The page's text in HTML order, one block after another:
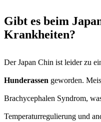
Gibt es beim
Krankheiten?
Der Japan Chin ist leider zu
Hunderassen geworden.
Brachycephalen Syndrom,
Temperaturregulierung und